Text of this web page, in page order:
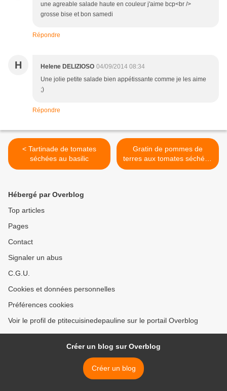
une agreable salade haute en couleur j'aime bcp<br />
grosse bise et bon samedi
Répondre
H Helene DELIZIOSO 04/09/2014 08:34
Une jolie petite salade bien appétissante comme je les aime
;)
Répondre
< Tartinade de tomates
séchées au basilic
Gratin de pommes de
terres aux tomates séchées
et basilic >
Hébergé par Overblog
Top articles
Pages
Contact
Signaler un abus
C.G.U.
Cookies et données personnelles
Préférences cookies
Voir le profil de ptitecuisinedepauline sur le portail Overblog
Créer un blog sur Overblog
Créer un blog